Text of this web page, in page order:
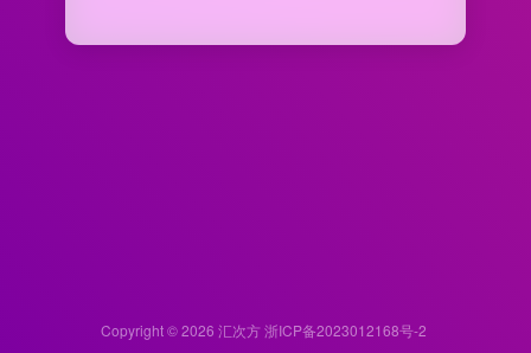
Copyright © 2026 汇次方浙ICP备2023012168号-2